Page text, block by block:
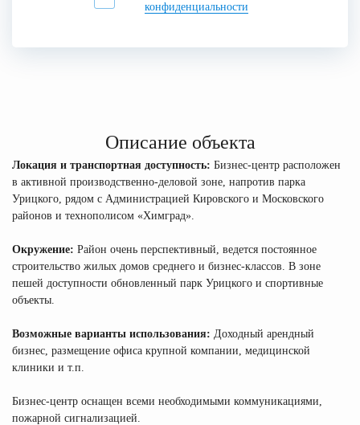
конфиденциальности
Описание объекта
Локация и транспортная доступность: Бизнес-центр расположен
в активной производственно-деловой зоне, напротив парка
Урицкого, рядом с Администрацией Кировского и Московского
районов и технополисом «Химград».
Окружение: Район очень перспективный, ведется постоянное
строительство жилых домов среднего и бизнес-классов. В зоне
пешей доступности обновленный парк Урицкого и спортивные
объекты.
Возможные варианты использования: Доходный арендный
бизнес, размещение офиса крупной компании, медицинской
клиники и т.п.
Бизнес-центр оснащен всеми необходимыми коммуникациями,
пожарной сигнализацией.